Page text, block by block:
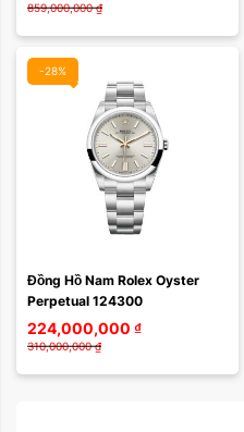
859,000,000 ₫
-28%
Đồng Hồ Nam Rolex Oyster
Perpetual 124300
224,000,000 ₫
310,000,000 ₫